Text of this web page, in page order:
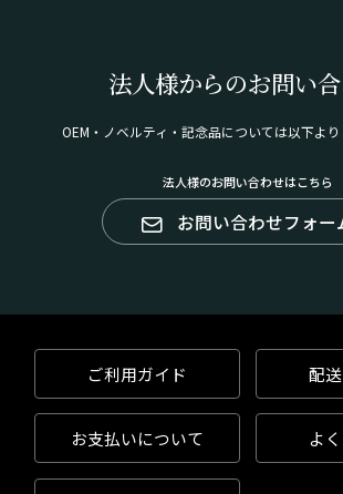
法人様からのお問い
OEM・ノベルティ・記念品については以下よ
法人様のお問い合わせはこちら
お問い合わせフォー
ご利用ガイド 配
お支払いについて よ